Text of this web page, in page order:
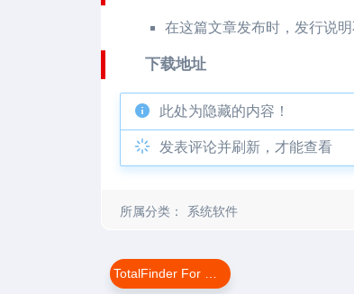
在这篇文章发布时，发行说明
下载地址
此处为隐藏的内容！
发表评论并刷新，才能查看
所属分类： 系统软件